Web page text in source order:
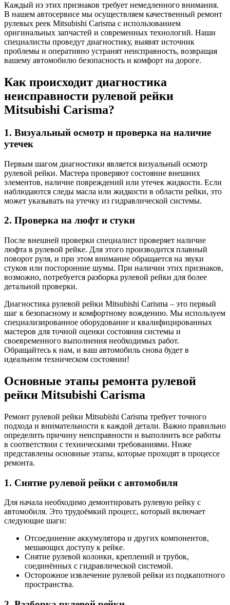
Каждый из этих признаков требует немедленного внимания.
В нашем автосервисе мы осуществляем качественный ремонт
рулевых реек Mitsubishi Carisma с использованием
оригинальных запчастей и современных технологий. Наши
специалисты проведут диагностику, выявят источник
проблемы и оперативно устранят неисправность, возвращая
вашему автомобилю безопасность и комфорт на дороге.
Как происходит диагностика
неисправности рулевой рейки
Mitsubishi Carisma?
1. Визуальный осмотр и проверка на наличие
утечек
Первым шагом диагностики является визуальный осмотр
рулевой рейки. Мастера проверяют состояние внешних
элементов, наличие повреждений или утечек жидкости. Если
наблюдаются следы масла или жидкости в области рейки, это
может указывать на утечку из гидравлической системы.
2. Проверка на люфт и стуки
После внешней проверки специалист проверяет наличие
люфта в рулевой рейке. Для этого производится плавный
поворот руля, и при этом внимание обращается на звуки
стуков или посторонние шумы. При наличии этих признаков,
возможно, потребуется разборка рулевой рейки для более
детальной проверки.
Диагностика рулевой рейки Mitsubishi Carisma – это первый
шаг к безопасному и комфортному вождению. Мы используем
специализированное оборудование и квалифицированных
мастеров для точной оценки состояния системы и
своевременного выполнения необходимых работ.
Обращайтесь к нам, и ваш автомобиль снова будет в
идеальном техническом состоянии!
Основные этапы ремонта рулевой
рейки Mitsubishi Carisma
Ремонт рулевой рейки Mitsubishi Carisma требует точного
подхода и внимательности к каждой детали. Важно правильно
определить причину неисправности и выполнить все работы
в соответствии с техническими требованиями. Ниже
представлены основные этапы, которые проходят в процессе
ремонта.
1. Снятие рулевой рейки с автомобиля
Для начала необходимо демонтировать рулевую рейку с
автомобиля. Это трудоёмкий процесс, который включает
следующие шаги:
Отсоединение аккумулятора и других компонентов,
мешающих доступу к рейке.
Снятие рулевой колонки, креплений и трубок,
соединённых с гидравлической системой.
Осторожное извлечение рулевой рейки из подкапотного
пространства.